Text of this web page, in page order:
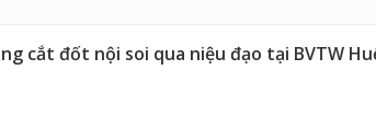
cắt đốt nội soi qua niệu đạo tại BVTW